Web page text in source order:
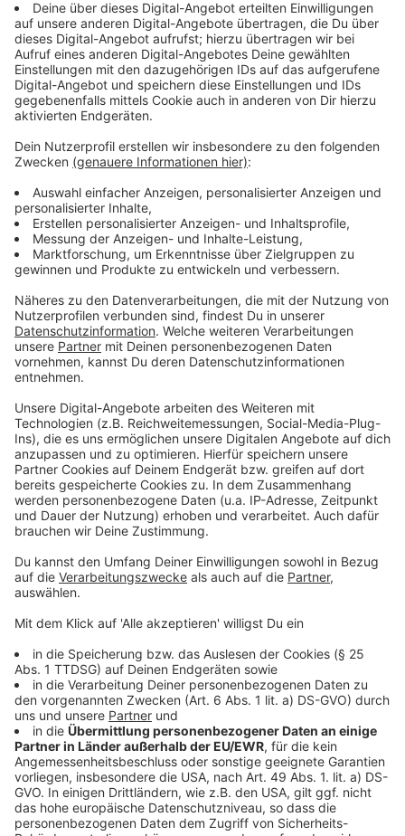
Anzeige
Wir benötigen Ihre
Zustimmung, um den YouTube
Video-Service zu laden!
Drittanbieters, um Videoinhalte
einzubetten. Dieser Service kann
Daten zu Ihren Aktivitäten
sammeln. Bitte lesen Sie die
Nutzung des Service zu, um dieses
Video anzusehen.
Mehr Informationen
Akzeptieren
powered byUsercentrics Consent
Management Platform
Lara hat keinen Kontakt mehr zu ihrem Sohn. Doch nun
nimmt sie einen neuen Anlauf, ihre Welt wieder in
Ordnung zu bringen.
Anzeige
©Copyright STUDIOCANAL / Frederic Batier
Viktor ist ein begabter Pianist.
© Copyright STUDIOCANAL / Frederic Batier
Können die Beiden wieder zusammenfinden?
Anzeige